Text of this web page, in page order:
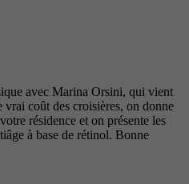
avec Marina Orsini, qui vient
coût des croisières, on donne
résidence et on présente les
à base de rétinol. Bonne